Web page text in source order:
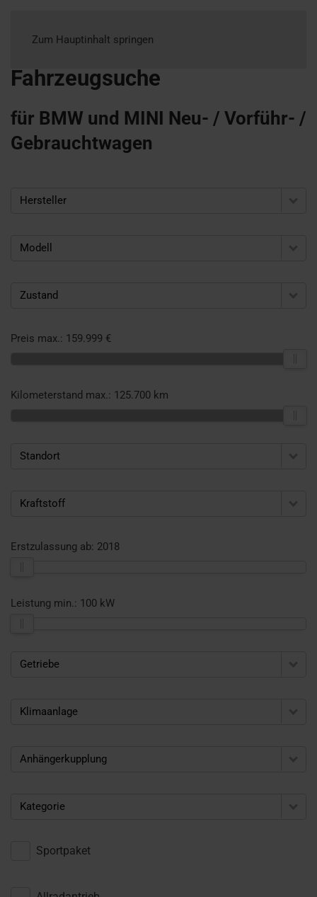
Zum Hauptinhalt springen
Fahrzeugsuche
für BMW und MINI Neu- / Vorführ- /
Gebrauchtwagen
Hersteller
Modell
Zustand
Preis max.: 159.999 €
Kilometerstand max.: 125.700 km
Standort
Kraftstoff
Erstzulassung ab: 2018
Leistung min.: 100 kW
Getriebe
Klimaanlage
Anhängerkupplung
Kategorie
Sportpaket